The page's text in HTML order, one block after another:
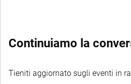
Continuiamo la
Tieniti aggiornato sugli eventi in